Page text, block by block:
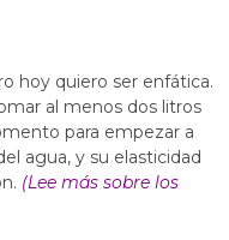
hoy quiero ser enfática.
al menos dos litros
para empezar a
agua, y su elasticidad
(Lee más sobre los